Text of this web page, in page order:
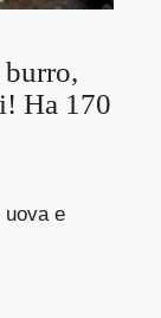
burro,
Ha 170
uova e